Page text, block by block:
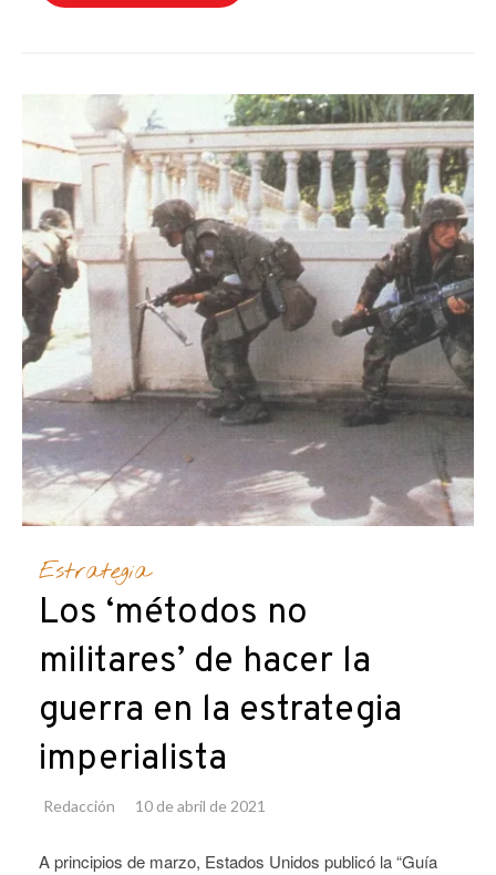
Estrategia
Los ‘métodos no
militares’ de hacer la
guerra en la estrategia
imperialista
Redacción 10 de abril de 2021
A principios de marzo, Estados Unidos publicó la “Guía